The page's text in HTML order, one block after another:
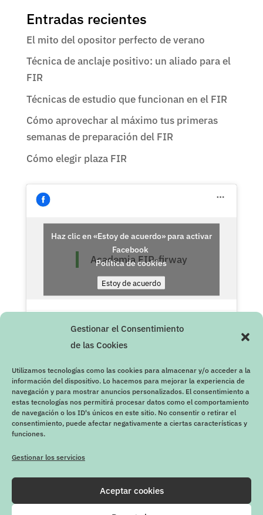
Gestionar el Consentimiento
de las Cookies
Utilizamos tecnologías como las cookies para almacenar y/o acceder a la
información del dispositivo. Lo hacemos para mejorar la experiencia de
navegación y para mostrar anuncios personalizados. El consentimiento a
estas tecnologías nos permitirá procesar datos como el comportamiento
de navegación o los ID's únicos en este sitio. No consentir o retirar el
consentimiento, puede afectar negativamente a ciertas características y
funciones.
Gestionar los servicios
Aceptar cookies
Entradas recientes
El mito del opositor perfecto de verano
Técnica de anclaje positivo: un aliado para el
FIR
Técnicas de estudio que funcionan en el FIR
Cómo aprovechar al máximo tus primeras
semanas de preparación del FIR
Cómo elegir plaza FIR
Academia FIR-firway
Haz clic en «Estoy de acuerdo» para activar
Facebook
Política de cookies
Estoy de acuerdo